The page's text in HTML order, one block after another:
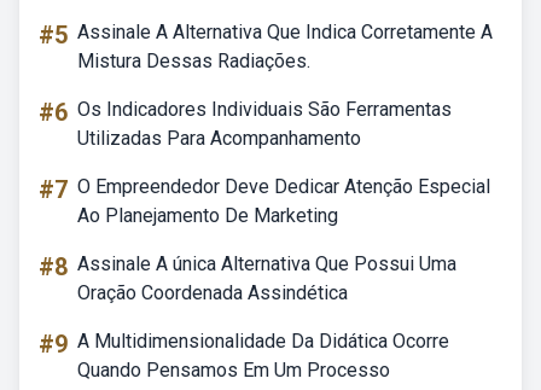
#5 Assinale A Alternativa Que Indica Corretamente A
Mistura Dessas Radiações.
#6 Os Indicadores Individuais São Ferramentas
Utilizadas Para Acompanhamento
#7 O Empreendedor Deve Dedicar Atenção Especial
Ao Planejamento De Marketing
#8 Assinale A única Alternativa Que Possui Uma
Oração Coordenada Assindética
#9 A Multidimensionalidade Da Didática Ocorre
Quando Pensamos Em Um Processo